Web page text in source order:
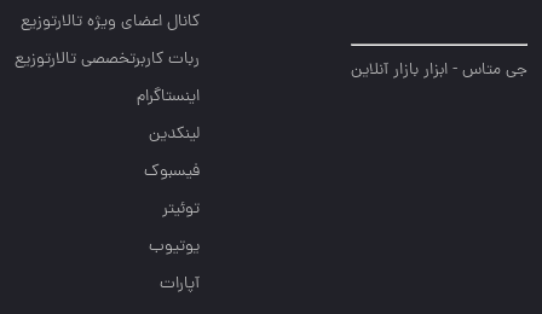
جی متاس - ابزار بازار آنلاین
کانال اعضای ویژه تالارتوزیع
ربات کاربرتخصصی تالارتوزیع
اینستاگرام
لینکدین
فیسبوک
توئیتر
یوتیوب
آپارات